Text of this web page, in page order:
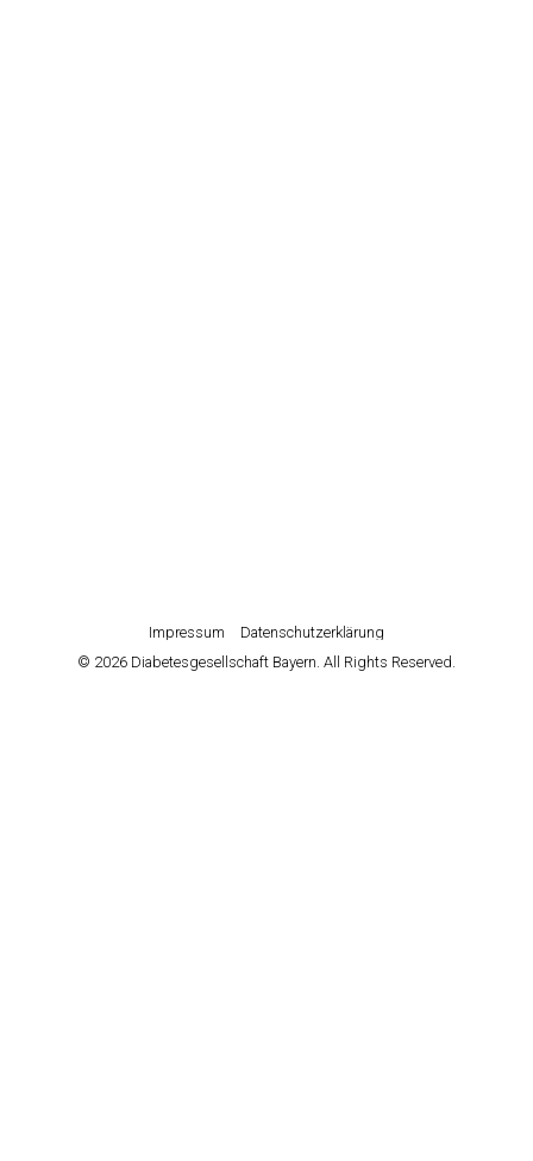
Impressum
Datenschutzerklärung
© 2026 Diabetesgesellschaft Bayern. All Rights Reserved.